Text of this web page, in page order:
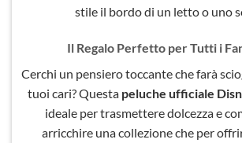
stile il bordo di un letto o uno
Il Regalo Perfetto per Tutti i
Cerchi un pensiero toccante che farà
tuoi cari? Questa peluche ufficiale
ideale per trasmettere dolcezza e
arricchire una collezione che per